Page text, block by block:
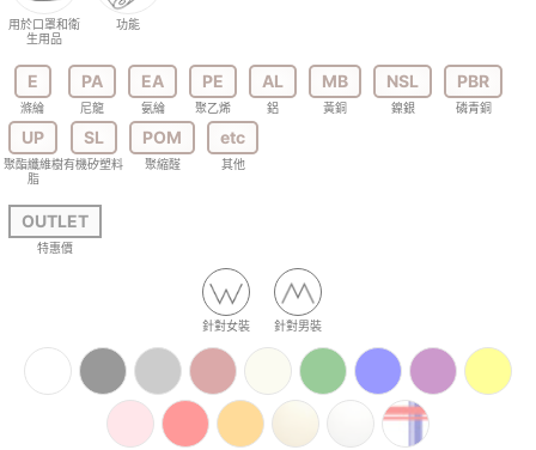
用於口罩和衛
生用品
功能
E
滌綸
PA
尼龍
EA
氨綸
PE
聚乙烯
AL
鋁
MB
黃銅
NSL
鎳銀
PBR
磷青銅
UP
聚酯纖維樹
脂
SL
有機矽塑料
POM
聚縮醛
etc
其他
OUTLET
特惠價
針對女裝 針對男裝